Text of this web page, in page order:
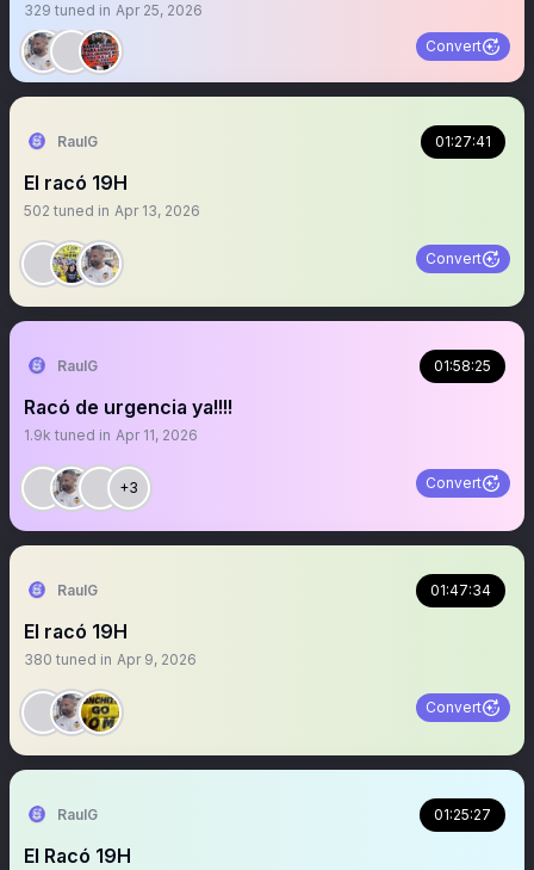
329 tuned in Apr 25, 2026
Convert
RaulG 01:27:41
El racó 19H
502 tuned in Apr 13, 2026
Convert
RaulG 01:58:25
Racó de urgencia ya!!!!
1.9k tuned in Apr 11, 2026
+3 Convert
RaulG 01:47:34
El racó 19H
380 tuned in Apr 9, 2026
Convert
RaulG 01:25:27
El Racó 19H